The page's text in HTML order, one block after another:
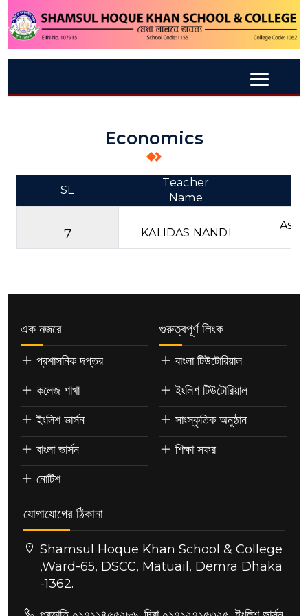
Economics
SL
Teacher
Name
7 KALIDAS NANDI
এক নজরে
প্রশাসনিক দপ্তর
কলেজ শাখা
ইংলিশ ভার্সন
বাংলা ভার্সন
নোটিশ
গুরুত্বপূর্ণ লিংক
বাংলা টিউটোরিয়াল
ইংলিশ টিউটোরিয়াল
সাংস্কৃতিক অনুষ্ঠান
শিক্ষা সফর
যোগাযোগের ঠিকানা
Shamsul Hoque Khan School & College
,Ward-65, DSCC, Matuail, Demra Dhaka
-1362.